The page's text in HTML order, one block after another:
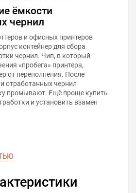
ёмкости
чернил
и офисных принтеров
контейнер для сбора
чернил. Чип, в который
«пробега» принтера,
от переполнения. После
отработанных чернил
промывают. Ещё проще купить
и установить взамен